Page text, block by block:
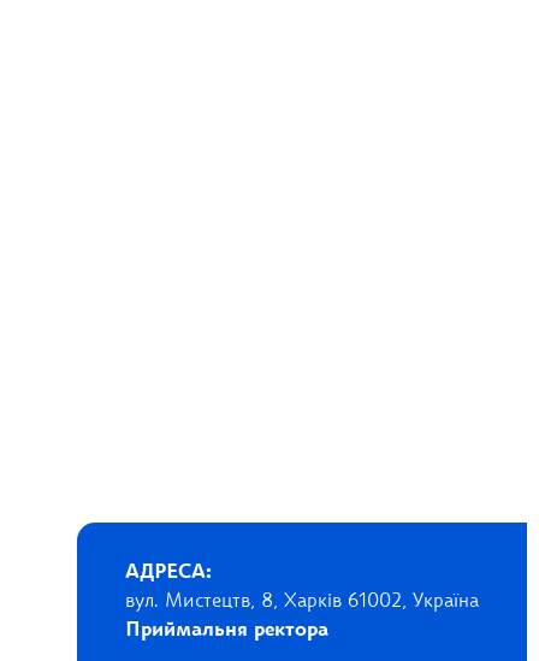
АДРЕСА:
вул. Мистецтв, 8, Харків 61002, Україна
Приймальня ректора